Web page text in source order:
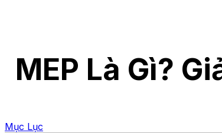
MEP Là Gì?
Mục Lục